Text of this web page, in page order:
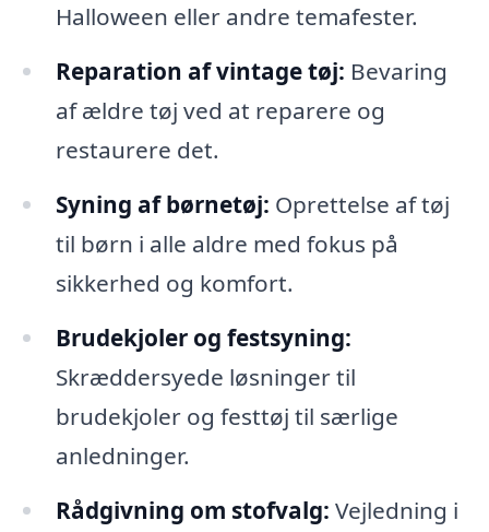
Halloween eller andre temafester.
Reparation af vintage tøj: Bevaring
af ældre tøj ved at reparere og
restaurere det.
Syning af børnetøj: Oprettelse af tøj
til børn i alle aldre med fokus på
sikkerhed og komfort.
Brudekjoler og festsyning:
Skræddersyede løsninger til
brudekjoler og festtøj til særlige
anledninger.
Rådgivning om stofvalg: Vejledning i